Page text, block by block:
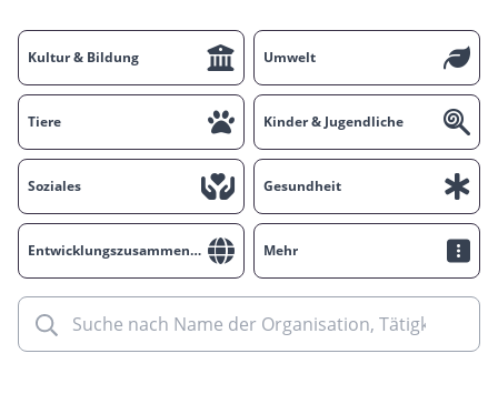
Kultur & Bildung Umwelt
Tiere Kinder & Jugendliche
Soziales Gesundheit
Entwicklungszusammenarbeit Mehr